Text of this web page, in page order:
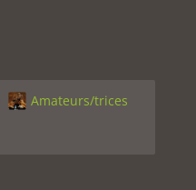
Amateurs/trices